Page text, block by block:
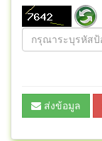
ส่งข้อมูล